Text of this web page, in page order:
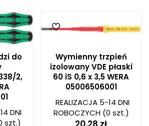
do
2,
DNI
szt.)
Wymienny trzpień
izolowany VDE płaski
60 iS 0,6 x 3,5 WERA
05006506001
REALIZACJA 5-14 DNI
ROBOCZYCH(0 szt.)